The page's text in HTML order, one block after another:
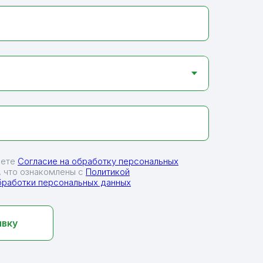
Согласие на обработку персональных
ознакомлены с Политикой
персональных данных